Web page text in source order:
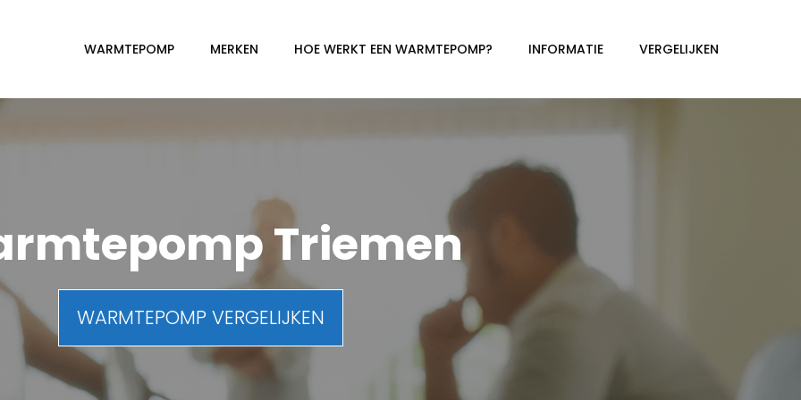
WARMTEPOMP MERKEN HOE WERKT EEN WARMTEPOMP? INFORMATIE VERGELIJKEN
Triemen
WARMTEPOMP VERGELIJKEN